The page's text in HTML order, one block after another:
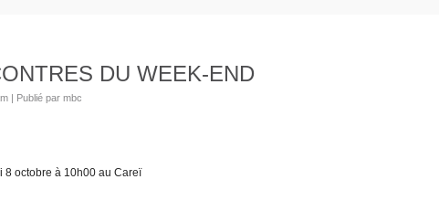
DU WEEK-END
| Publié par mbc
8 octobre à 10h00 au Careï